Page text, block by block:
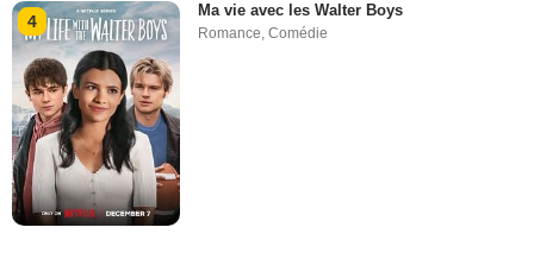
4
Ma vie avec les Walter Boys
Romance,Comédie